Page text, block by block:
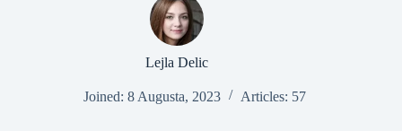
Lejla Delic
Joined: 8 Augusta, 2023 Articles: 57